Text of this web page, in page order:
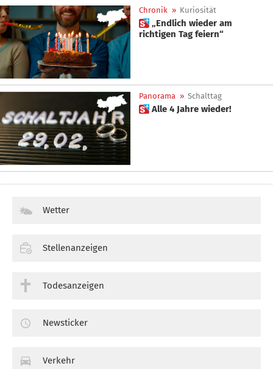
Chronik » Kuriosität
 „Endlich wieder am
richtigen Tag feiern“
Panorama » Schalttag
 Alle 4 Jahre wieder!
Wetter
Stellenanzeigen
Todesanzeigen
Newsticker
Verkehr